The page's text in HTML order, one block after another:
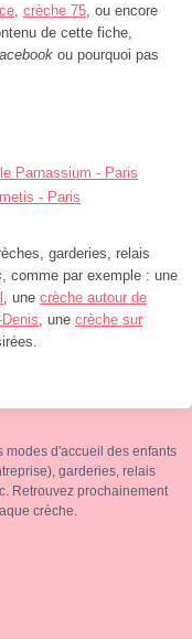
crèche 75 , ou encore
de cette fiche,
ou pourquoi pas
Parnassium - Paris
- Paris
garderies, relais
, comme par exemple : une
, une crèche autour de
, une crèche sur
modes d'accueil des enfants
garderies, relais
Retrouvez prochainement
crèche.